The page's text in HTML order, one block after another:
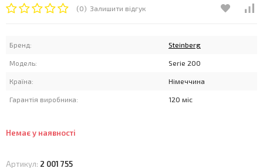
(0) Залишити відгук
Бренд: Steinberg
Модель: Serie 200
Країна: Німеччина
Гарантія виробника: 120 міс
Немає у наявності
Артикул: 2 001 755